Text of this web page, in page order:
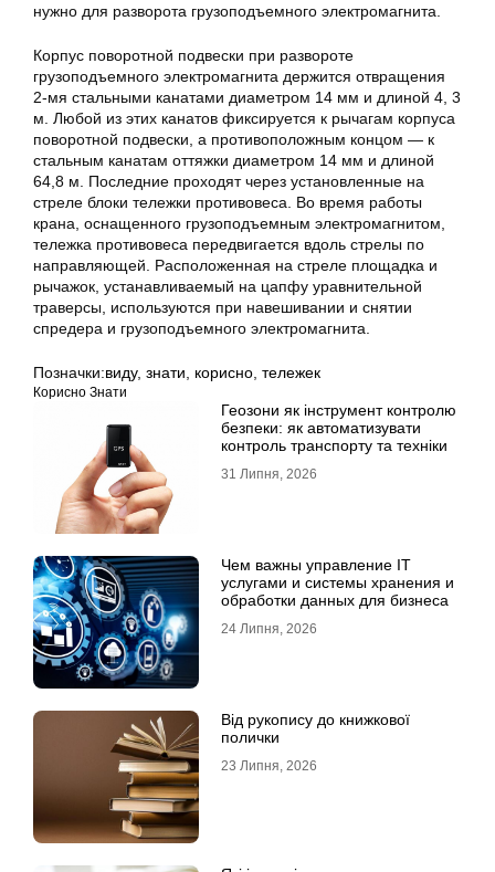
нужно для разворота грузоподъемного электромагнита.
Корпус поворотной подвески при развороте
грузоподъемного электромагнита держится отвращения
2-мя стальными канатами диаметром 14 мм и длиной 4, 3
м. Любой из этих канатов фиксируется к рычагам корпуса
поворотной подвески, а противоположным концом — к
стальным канатам оттяжки диаметром 14 мм и длиной
64,8 м. Последние проходят через установленные на
стреле блоки тележки противовеса. Во время работы
крана, оснащенного грузоподъемным электромагнитом,
тележка противовеса передвигается вдоль стрелы по
направляющей. Расположенная на стреле площадка и
рычажок, устанавливаемый на цапфу уравнительной
траверсы, используются при навешивании и снятии
спредера и грузоподъемного электромагнита.
Позначки:виду, знати корисно тележек
Корисно Знати
Геозони як інструмент контролю
безпеки: як автоматизувати
контроль транспорту та техніки
31 Липня, 2026
Чем важны управление IT
услугами и системы хранения и
обработки данных для бизнеса
24 Липня, 2026
Від рукопису до книжкової
полички
23 Липня, 2026